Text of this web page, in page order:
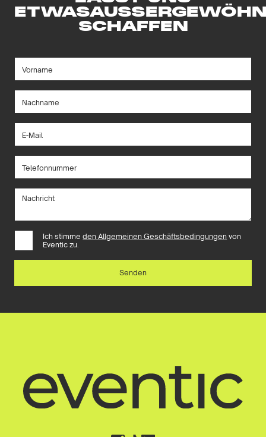
ETWAS
SCHAFFEN
Ich stimmeden Allgemeinen Geschäftsbedingungen von
Eventic zu.